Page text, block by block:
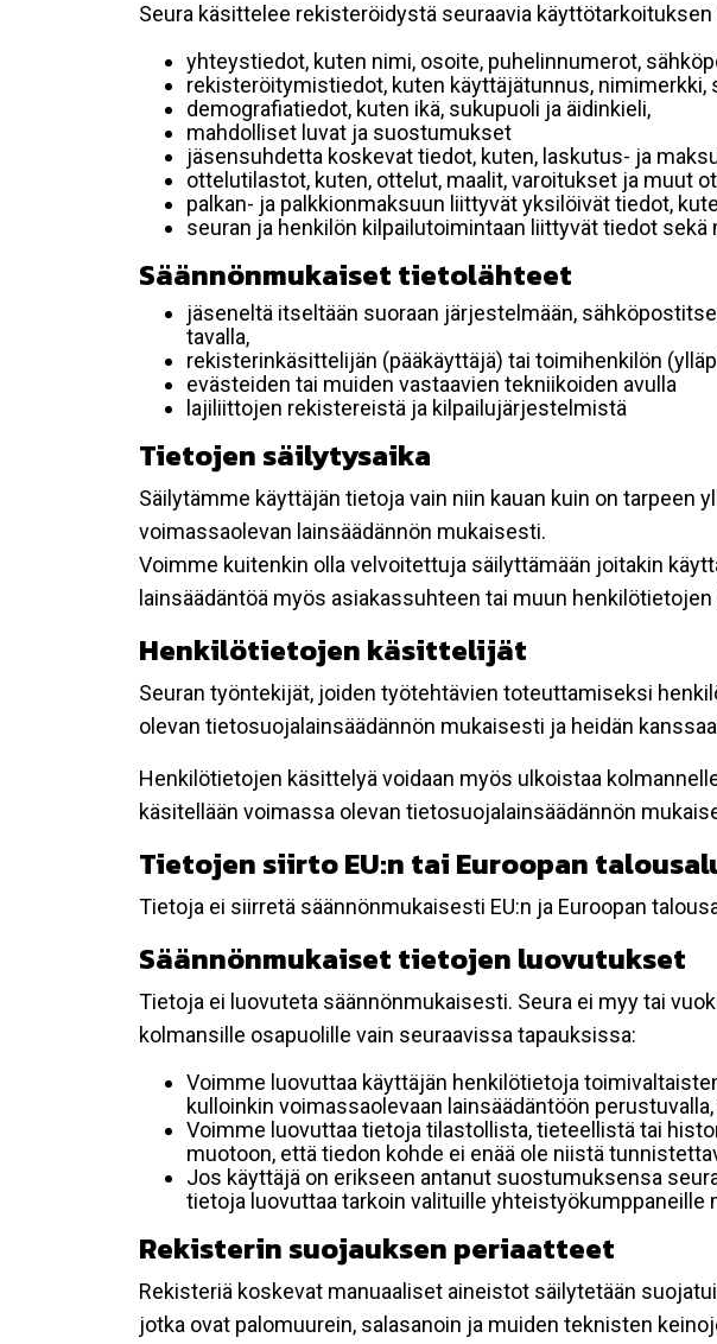
Seura käsittelee rekisteröidystä seuraavia
yhteystiedot, kuten nimi, osoite, puhelinnumerot,
rekisteröitymistiedot, kuten käyttäjätunnus, nimimerkki,
demografiatiedot, kuten ikä, sukupuoli ja äidinkieli,
mahdolliset luvat ja suostumukset
jäsensuhdetta koskevat tiedot, kuten, laskutus- ja
ottelutilastot, kuten, ottelut, maalit, varoitukset ja muut
palkan- ja palkkionmaksuun liittyvät yksilöivät tiedot,
seuran ja henkilön kilpailutoimintaan liittyvät tiedot
Säännönmukaiset tietolähteet
jäseneltä itseltään suoraan järjestelmään,
tavalla,
rekisterinkäsittelijän (pääkäyttäjä) tai toimihenkilön
evästeiden tai muiden vastaavien tekniikoiden avulla
lajiliittojen rekistereistä ja kilpailujärjestelmistä
Tietojen säilytysaika
Säilytämme käyttäjän tietoja vain niin kauan kuin on
voimassaolevan lainsäädännön mukaisesti.
Voimme kuitenkin olla velvoitettuja säilyttämään joitakin
lainsäädäntöä myös asiakassuhteen tai muun
Henkilötietojen käsittelijät
Seuran työntekijät, joiden työtehtävien toteuttamiseksi
olevan tietosuojalainsäädännön mukaisesti ja heidän
Henkilötietojen käsittelyä voidaan myös ulkoistaa
käsitellään voimassa olevan tietosuojalainsäädännön
Tietojen siirto EU:n tai Euroopan
Tietoja ei siirretä säännönmukaisesti EU:n ja Euroopan
Säännönmukaiset tietojen luovutukset
Tietoja ei luovuteta säännönmukaisesti. Seura ei myy tai
kolmansille osapuolille vain seuraavissa tapauksissa:
Voimme luovuttaa käyttäjän henkilötietoja
kulloinkin voimassaolevaan lainsäädäntöön perustuvalla,
Voimme luovuttaa tietoja tilastollista, tieteellistä tai
muotoon, että tiedon kohde ei enää ole niistä
Jos käyttäjä on erikseen antanut suostumuksensa
tietoja luovuttaa tarkoin valituille yhteistyökumppaneille
Rekisterin suojauksen periaatteet
Rekisteriä koskevat manuaaliset aineistot säilytetään
jotka ovat palomuurein, salasanoin ja muiden teknisten